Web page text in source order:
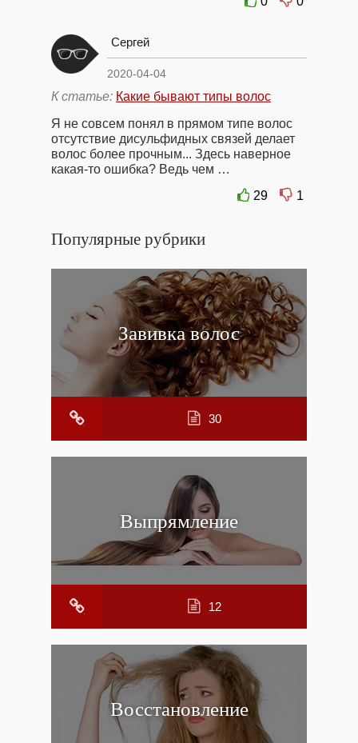
Сергей
2020-04-04
К статье: Какие бывают типы волос
Я не совсем понял в прямом типе волос
отсутствие дисульфидных связей делает
волос более прочным... Здесь наверное
какая-то ошибка? Ведь чем …
29
1
Популярные рубрики
Завивка волос
30
Выпрямление
12
Восстановление